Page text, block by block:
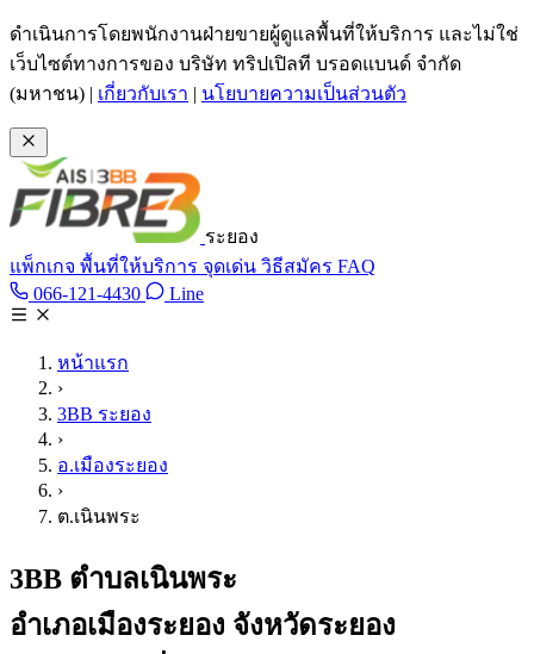
ข้ามไปเนื้อหาหลัก
ดำเนินการโดยพนักงานฝ่ายขายผู้ดูแลพื้นที่ให้บริการ และไม่ใช่
เว็บไซต์ทางการของ บริษัท ทริปเปิลที บรอดแบนด์ จำกัด
(มหาชน) | เกี่ยวกับเรา | นโยบายความเป็นส่วนตัว
ระยอง
แพ็กเกจ พื้นที่ให้บริการ จุดเด่น วิธีสมัคร FAQ
066-121-4430 โทร 066-121-4430
LineLine @tan3bb
หน้าแรก
›
3BB ระยอง
›
อ.เมืองระยอง
›
ต.เนินพระ
3BB ตำบลเนินพระ
อำเภอเมืองระยอง จังหวัดระยอง